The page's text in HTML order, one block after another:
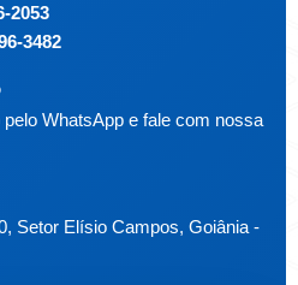
2053
3482
WhatsApp e fale com nossa
Setor Elísio Campos, Goiânia -